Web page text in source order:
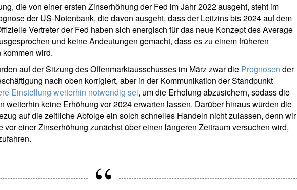
die von einer ersten Zinserhöhung der Fed im Jahr 2022 ausgeht, steht im
der US-Notenbank, die davon ausgeht, dass der Leitzins bis 2024 auf dem
Vertreter der Fed haben sich energisch für das neue Konzept des Average
und keine Andeutungen gemacht, dass es zu einem früheren
wird.
auf der Sitzung des Offenmarktausschusses im März zwar die Prognosen der
nach oben korrigiert, aber in der Kommunikation der Standpunkt
Einstellung weiterhin notwendig sei, um die Erholung abzusichern, sodass die
weiterhin keine Erhöhung vor 2024 erwarten lassen. Darüber hinaus würden die
auf die zeitliche Abfolge ein solch schnelles Handeln nicht zulassen, denn wir
vor einer Zinserhöhung zunächst über einen längeren Zeitraum versuchen wird,